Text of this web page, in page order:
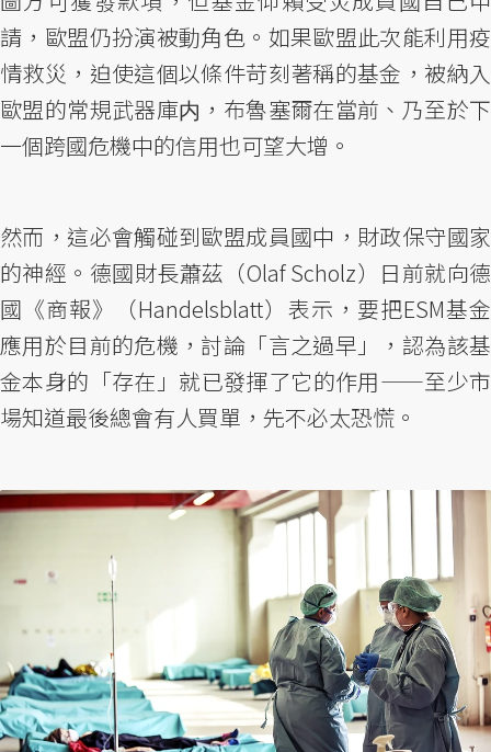
請，歐盟仍扮演被動角色。如果歐盟此次能利用疫
情救災，迫使這個以條件苛刻著稱的基金，被納入
歐盟的常規武器庫内，布魯塞爾在當前、乃至於下
一個跨國危機中的信用也可望大增。
然而，這必會觸碰到歐盟成員國中，財政保守國家
的神經。德國財長蕭茲（Olaf Scholz）日前就向德
國《商報》（Handelsblatt）表示，要把ESM基金
應用於目前的危機，討論「言之過早」，認為該基
金本身的「存在」就已發揮了它的作用——至少市
場知道最後總會有人買單，先不必太恐慌。